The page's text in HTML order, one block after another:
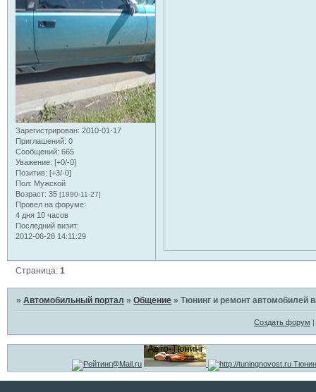
Зарегистрирован: 2010-01-17
Приглашений: 0
Сообщений: 665
Уважение: [+0/-0]
Позитив: [+3/-0]
Пол: Мужской
Возраст: 35 [1990-11-27]
Провел на форуме:
4 дня 10 часов
Последний визит:
2012-06-28 14:11:29
Страница:1
»Автомобильный портал »Общение »Тюнинг и ремонт автомобилей
Создать форум |